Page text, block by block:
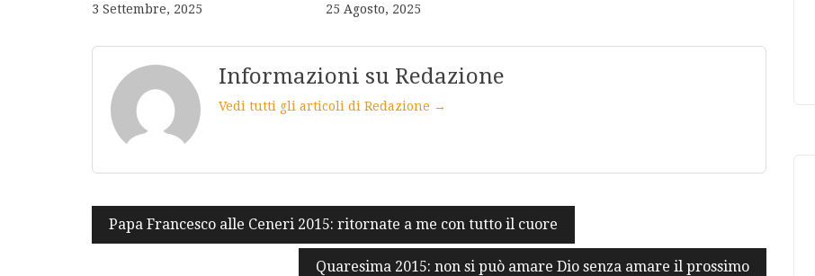
3 Settembre, 2025 25 Agosto, 2025
Informazioni su Redazione
Vedi tutti gli articoli di Redazione →
Navigazione
articoli
Papa Francesco alle Ceneri 2015: ritornate a me con tutto il cuore
Quaresima 2015: non si può amare Dio senza amare il prossimo